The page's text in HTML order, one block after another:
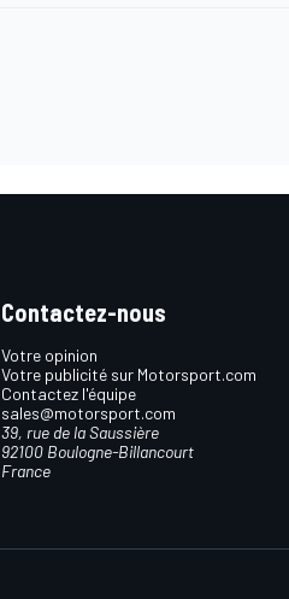
Contactez-nous
Votre opinion
Votre publicité sur Motorsport.com
Contactez l'équipe
sales@motorsport.com
39, rue de la Saussière
92100 Boulogne-Billancourt
France